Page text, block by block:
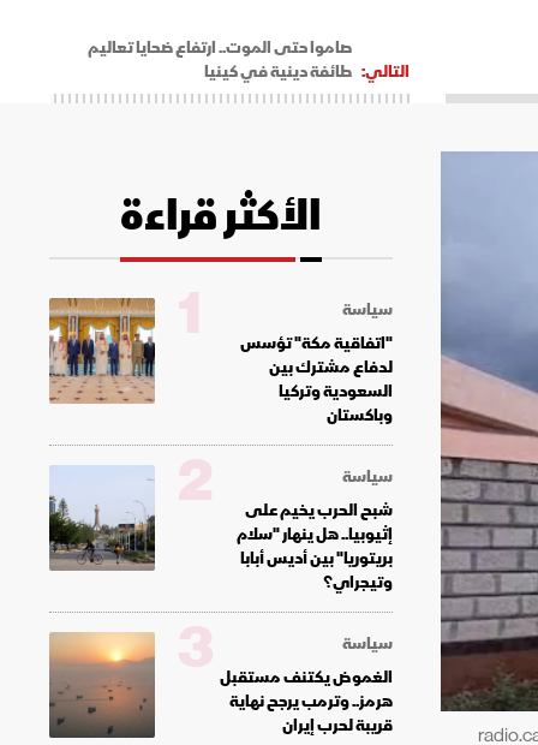
التالي:
صاموا حتى الموت.. ارتفاع ضحايا تعاليم
طائفة دينية في كينيا
الأكثر قراءة
سياسة
"اتفاقية مكة" تؤسس
لدفاع مشترك بين
السعودية وتركيا
وباكستان
1
سياسة
شبح الحرب يخيم على
إثيوبيا.. هل ينهار "سلام
بريتوريا" بين أديس أبابا
وتيجراي؟
2
سياسة
الغموض يكتنف مستقبل
هرمز.. وترمب يرجح نهاية
قريبة لحرب إيران
3